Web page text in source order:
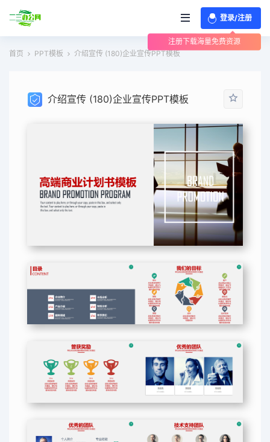
登录/注册
注册下载海量免费资源
首页 PPT模板 介绍宣传 (180)企业宣传PPT模板
介绍宣传 (180)企业宣传PPT模板